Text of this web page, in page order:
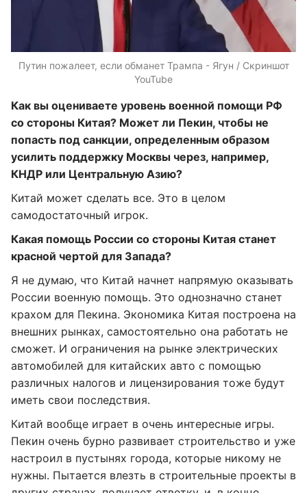
Путин пожалеет, если обманет Трампа - Ягун / Скриншот
YouTube
Как вы оцениваете уровень военной помощи РФ
со стороны Китая? Может ли Пекин, чтобы не
попасть под санкции, определенным образом
усилить поддержку Москвы через, например,
КНДР или Центральную Азию?
Китай может сделать все. Это в целом
самодостаточный игрок.
Какая помощь России со стороны Китая станет
красной чертой для Запада?
Я не думаю, что Китай начнет напрямую оказывать
России военную помощь. Это однозначно станет
крахом для Пекина. Экономика Китая построена на
внешних рынках, самостоятельно она работать не
сможет. И ограничения на рынке электрических
автомобилей для китайских авто с помощью
различных налогов и лицензирования тоже будут
иметь свои последствия.
Китай вообще играет в очень интересные игры.
Пекин очень бурно развивает строительство и уже
настроил в пустынях города, которые никому не
нужны. Пытается влезть в строительные проекты в